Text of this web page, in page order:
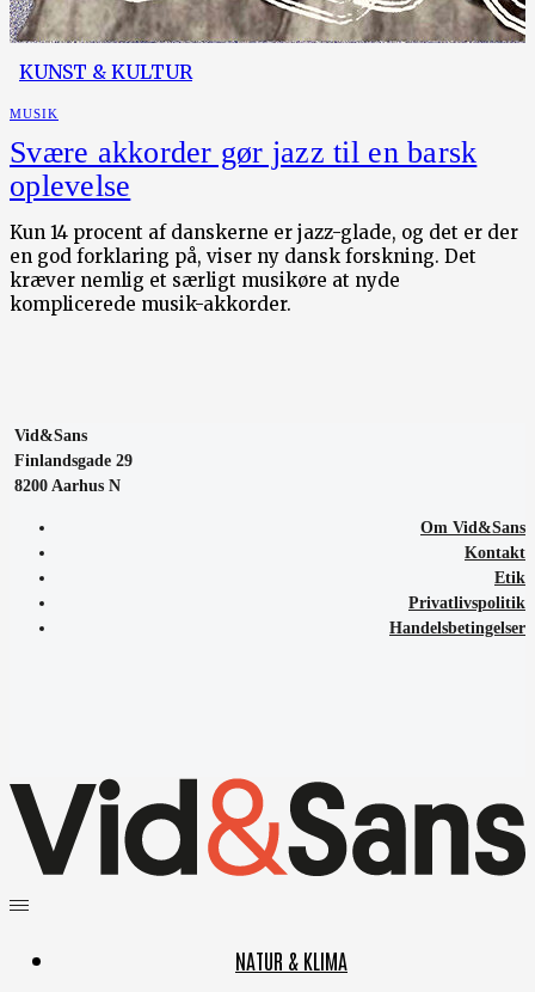
KUNST & KULTUR
MUSIK
Svære akkorder gør jazz til en barsk
oplevelse
Kun 14 procent af danskerne er jazz-glade, og det er der
en god forklaring på, viser ny dansk forskning. Det
kræver nemlig et særligt musikøre at nyde
komplicerede musik-akkorder.
Vid&Sans
Finlandsgade 29
8200 Aarhus N
Om Vid&Sans
Kontakt
Etik
Privatlivspolitik
Handelsbetingelser
NATUR & KLIMA